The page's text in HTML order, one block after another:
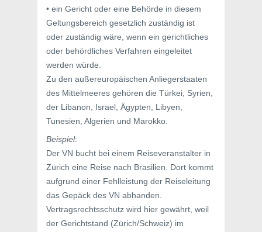
• ein Gericht oder eine Behörde in diesem
Geltungsbereich gesetzlich zuständig ist
oder zuständig wäre, wenn ein gerichtliches
oder behördliches Verfahren eingeleitet
werden würde.
Zu den außereuropäischen Anliegerstaaten
des Mittelmeeres gehören die Türkei, Syrien,
der Libanon, Israel, Ägypten, Libyen,
Tunesien, Algerien und Marokko.
Beispiel:
Der VN bucht bei einem Reiseveranstalter in
Zürich eine Reise nach Brasilien. Dort kommt
aufgrund einer Fehlleistung der Reiseleitung
das Gepäck des VN abhanden.
Vertragsrechtsschutz wird hier gewährt, weil
der Gerichtstand (Zürich/Schweiz) im